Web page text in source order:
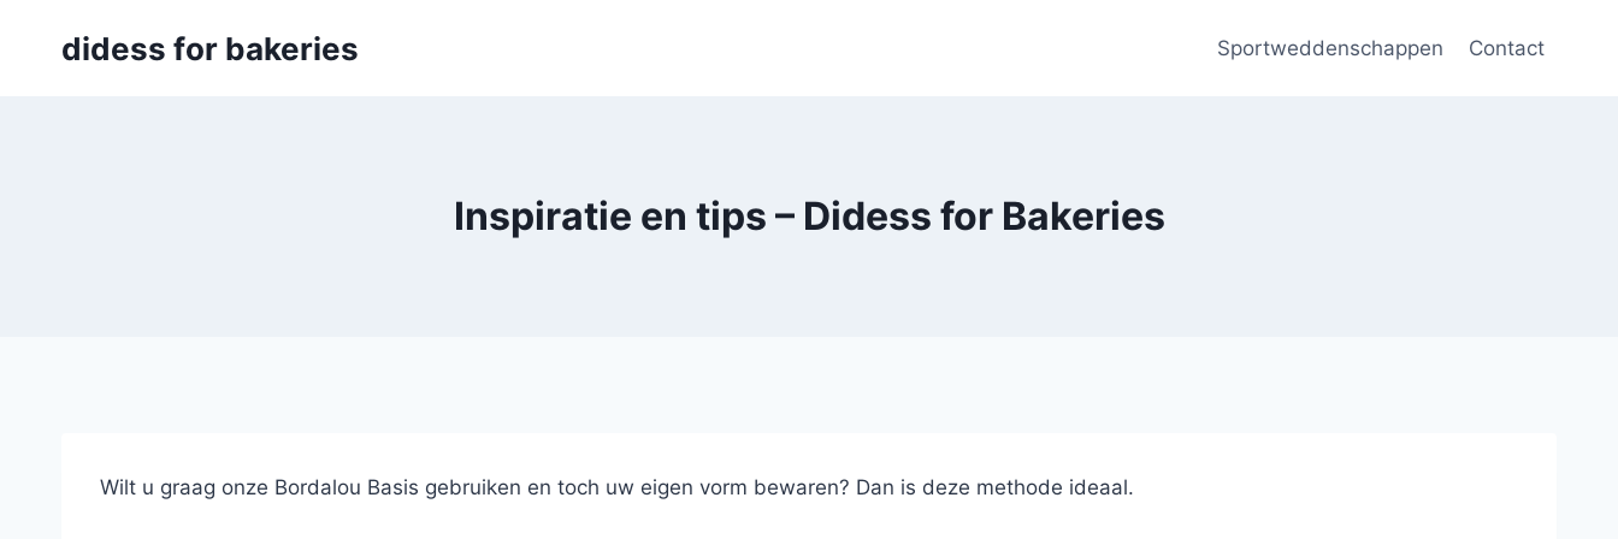
didess for bakeries Sportweddenschappen Contact
Inspiratie en tips – Didess for Bakeries
Wilt u graag onze Bordalou Basis gebruiken en toch uw eigen vorm bewaren? Dan is deze methode ideaal.